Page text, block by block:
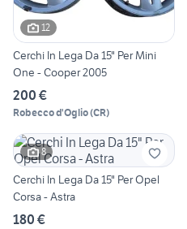
12
Cerchi In Lega Da 15" Per Mini
One - Cooper 2005
200 €
Robecco d'Oglio(CR)
8
Cerchi In Lega Da 15" Per Opel
Corsa - Astra
180 €